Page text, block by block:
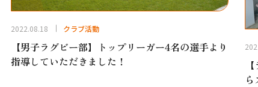
2022.08.18 クラブ活動
【男子ラグビー部】トップリーガー4名の選手より
指導していただきました！